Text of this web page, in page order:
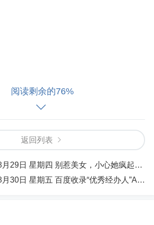
阅读剩余的76%
返回列表
29日 星期四 别惹美女，小心她疯起来要你命！
30日 星期五 百度收录“优秀经办人”AI 知识库